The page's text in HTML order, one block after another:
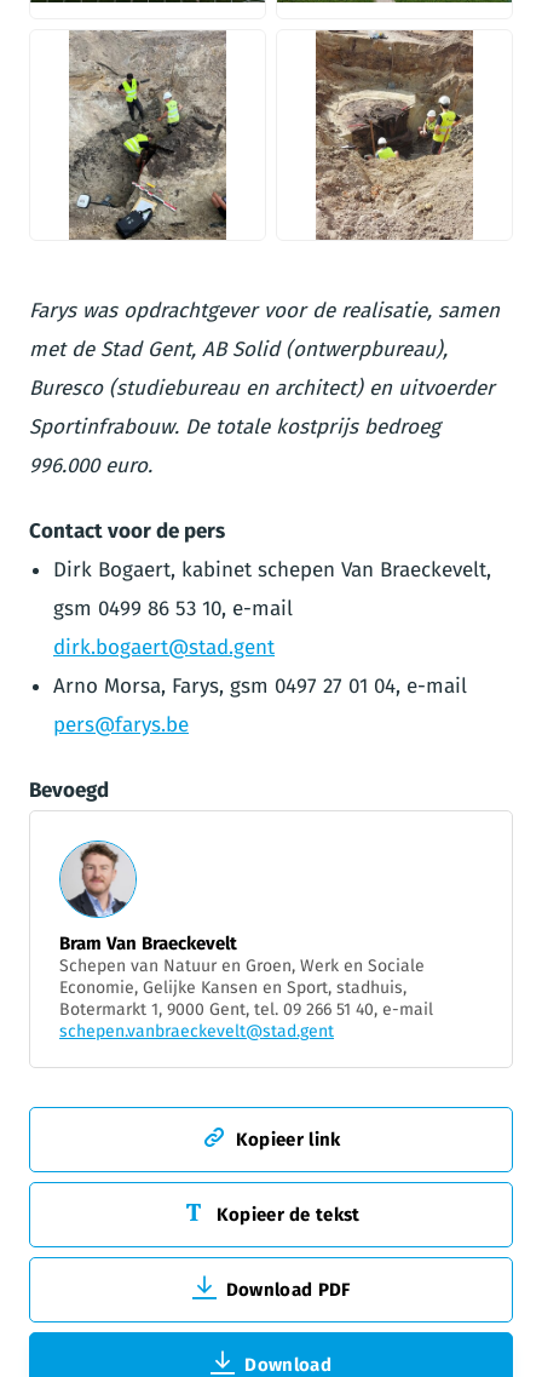
JPG JPG
Farys was opdrachtgever voor de realisatie, samen
met de Stad Gent, AB Solid (ontwerpbureau),
Buresco (studiebureau en architect) en uitvoerder
Sportinfrabouw. De totale kostprijs bedroeg
996.000 euro.
Contact voor de pers
Dirk Bogaert, kabinet schepen Van Braeckevelt,
gsm 0499 86 53 10, e-mail
dirk.bogaert@stad.gent
Arno Morsa, Farys, gsm 0497 27 01 04, e-mail
pers@farys.be
Bevoegd
Bram Van Braeckevelt
Schepen van Natuur en Groen, Werk en Sociale
Economie, Gelijke Kansen en Sport, stadhuis,
Botermarkt 1, 9000 Gent, tel. 09 266 51 40, e-mail
schepen.vanbraeckevelt@stad.gent
Kopieer link
Kopieer de tekst
Download PDF
Download